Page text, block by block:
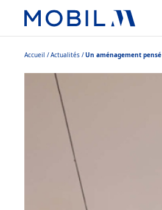
Accueil Actualités Un aménagement